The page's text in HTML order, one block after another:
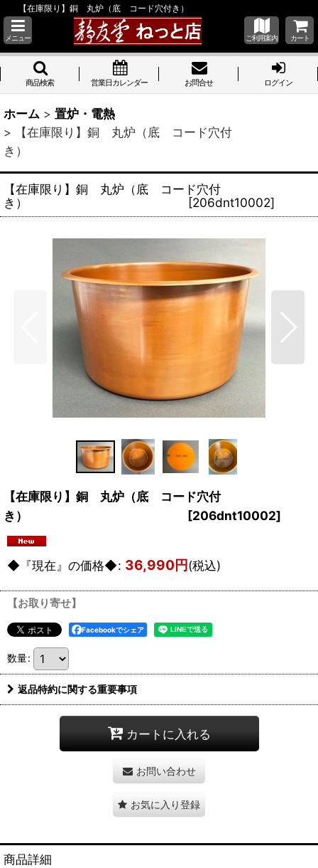
【在庫限り】銅 丸炉（底 コード穴付き）
メニュー ご利用案内 カート
商品検索 営業日カレンダー お問合せ ログイン
ホーム > 置炉・電熱
>
【在庫限り】銅 丸炉（底 コード穴付
き）
【在庫限り】銅 丸炉（底 コード穴付
き）
[206dnt10002]
【在庫限り】銅 丸炉（底 コード穴付
き）
[206dnt10002]
◆『現在』の価格◆: 36,990 円(税込)
【お取り寄せ】
Facebookでシェア
数量:
返品特約に関する重要事項
カートに入れる
お問い合わせ
お気に入り登録
商品詳細